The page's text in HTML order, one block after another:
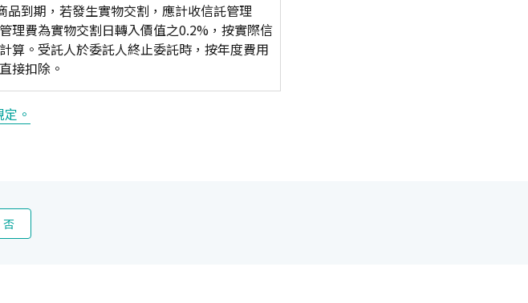
品到期，若發生實物交割，應計收信託管理
理費為實物交割日轉入價值之0.2%，按實際信
算。受託人於委託人終止委託時，按年度費用
接扣除。
。
否